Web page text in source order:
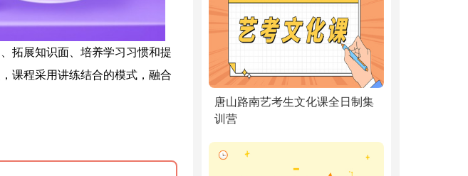
拓展知识面、培养学习习惯和提
课程采用讲练结合的模式，融合
唐山路南艺考生文化课全日制集
训营